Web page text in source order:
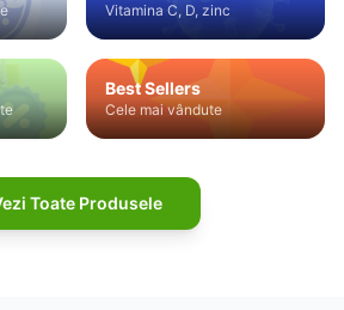
Vitamina C, D, zinc
Best Sellers
Cele mai vândute
Toate Produsele